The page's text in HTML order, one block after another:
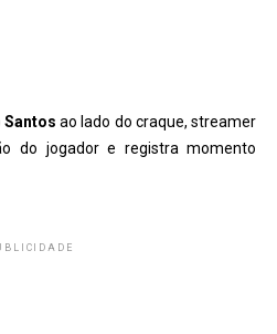
Santos ao lado do craque, streamer
do jogador e registra momento